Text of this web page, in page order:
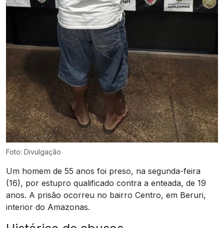
Foto: Divulgação
Um homem de 55 anos foi preso, na segunda-feira
(16), por estupro qualificado contra a enteada, de 19
anos. A prisão ocorreu no bairro Centro, em Beruri,
interior do Amazonas.